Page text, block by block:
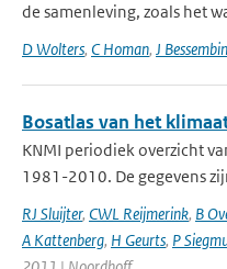
de samenleving, zoals het
D Wolters, C Homan, J
Bosatlas van het
KNMI periodiek overzicht
1981-2010. De gegevens
RJ Sluijter, CWL Reijmerink, B
A Kattenberg, H Geurts, P